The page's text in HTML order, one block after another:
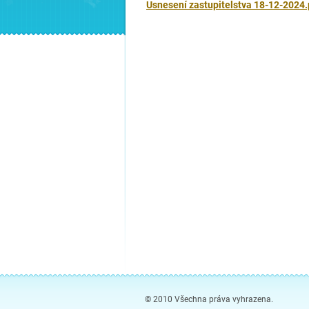
Usnesení zastupitelstva 18-12-
© 2010 Všechna práva vyhrazena.